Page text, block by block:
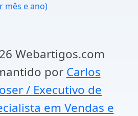
mês e ano)
Webartigos.com
por Carlos
/ Executivo de
em Vendas e